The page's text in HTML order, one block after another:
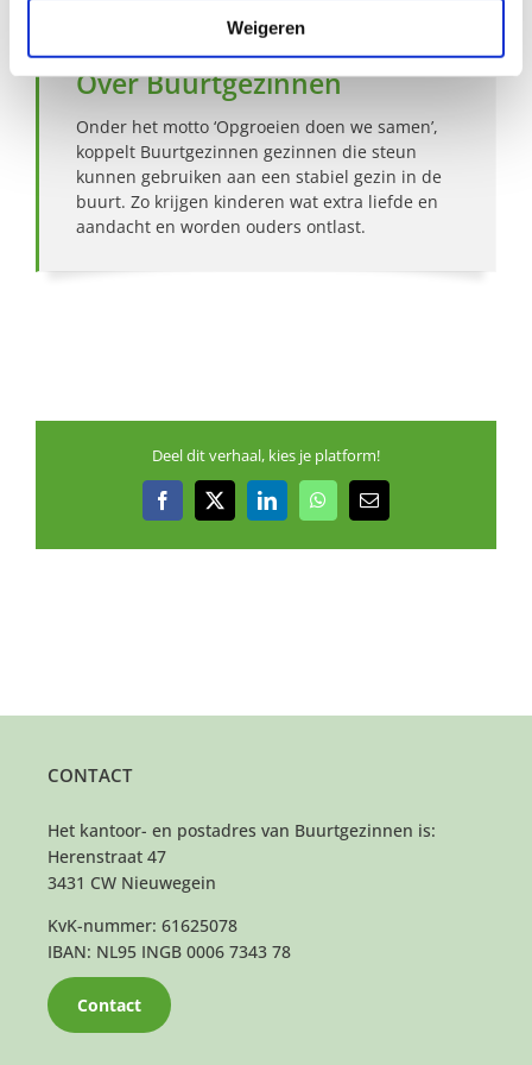
Weigeren
Over Buurtgezinnen
Onder het motto ‘Opgroeien doen we samen’,
koppelt Buurtgezinnen gezinnen die steun
kunnen gebruiken aan een stabiel gezin in de
buurt. Zo krijgen kinderen wat extra liefde en
aandacht en worden ouders ontlast.
Deel dit verhaal, kies je platform!
Facebook
X LinkedInWhatsApp
E-
CONTACT
Het kantoor- en postadres van Buurtgezinnen is:
Herenstraat 47
3431 CW Nieuwegein
KvK-nummer: 61625078
IBAN: NL95 INGB 0006 7343 78
Contact